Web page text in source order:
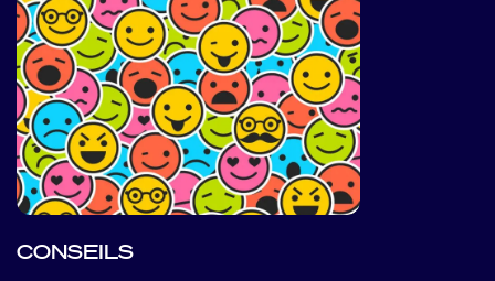
CONSEILS